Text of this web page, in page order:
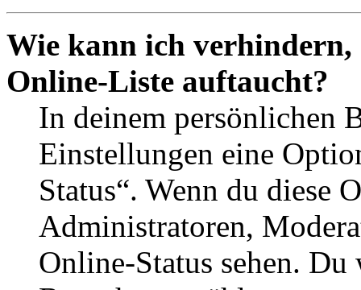
Wie kann ich verhindern,
Online-Liste auftaucht?
In deinem persönlichen
Einstellungen eine
Status“. Wenn du diese
Administratoren,
Online-Status sehen.